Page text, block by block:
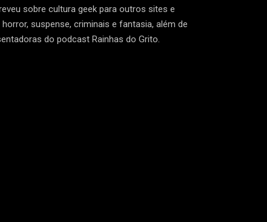
sobre cultura geek para outros sites e
suspense, criminais e fantasia, além de
do podcast Rainhas do Grito.